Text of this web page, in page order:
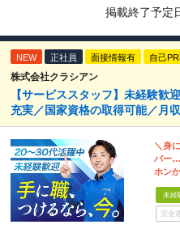
掲載終了予定
NEW 正社員 面接情報有 自己
株式会社クラシアン
【サービススタッフ】未経験歓
充実／国家資格の取得可能／月
＼身
バー…
ホン
未経
完全